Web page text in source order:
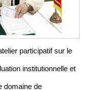
participatif sur le
institutionnelle et
domaine de